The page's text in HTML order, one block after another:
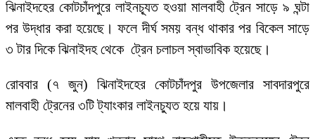
ঝিনাইদহের কোটচাঁদপুরে লাইনচ্যূত হওয়া মালবাহী ট্রেন সাড়ে ৯ ঘন্টা
পর উদ্ধার করা হয়েছে। ফলে দীর্ঘ সময় বন্ধ থাকার পর বিকেল সাড়ে
৩ টার দিকে ঝিনাইদহ থেকে ট্রেন চলাচল স্বাভাবিক হয়েছে।
‎রোববার (৭ জুন) ঝিনাইদহের কোটচাঁদপুর উপজেলার সাবদারপুরে
মালবাহী ট্রেনের ৩টি ট্যাংকার লাইনচ্যুত হয়ে যায়।